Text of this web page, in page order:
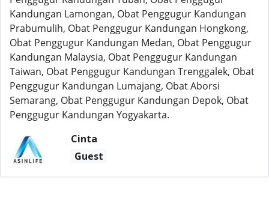
Kandungan Lamongan, Obat Penggugur Kandungan
Prabumulih, Obat Penggugur Kandungan Hongkong,
Obat Penggugur Kandungan Medan, Obat Penggugur
Kandungan Malaysia, Obat Penggugur Kandungan
Taiwan, Obat Penggugur Kandungan Trenggalek, Obat
Penggugur Kandungan Lumajang, Obat Aborsi
Semarang, Obat Penggugur Kandungan Depok, Obat
Penggugur Kandungan Yogyakarta.
Cinta
Guest